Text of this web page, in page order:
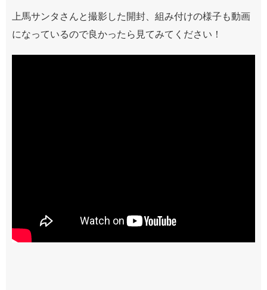
上馬サンタさんと撮影した開封、組み付けの様子も動画
になっているので良かったら見てみてください！